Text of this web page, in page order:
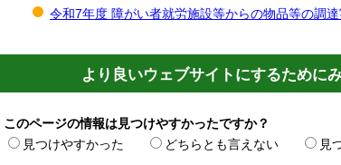
令和7年度 障がい者就労施設等からの物品等の調
より良いウェブサイトにするために
このページの情報は見つけやすかったですか？
見つけやすかった
どちらとも言えない
見